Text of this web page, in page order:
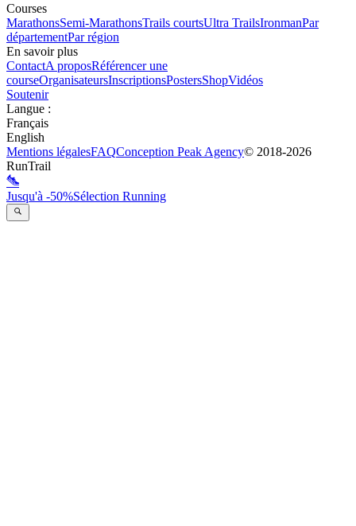
Courses
MarathonsSemi-MarathonsTrails courtsUltra TrailsIronmanPar
départementPar région
En savoir plus
ContactA proposRéférencer une
courseOrganisateursInscriptionsPostersShopVidéos
Soutenir
Langue :
Français
English
Mentions légalesFAQConception Peak Agency© 2018-2026
RunTrail
Jusqu'à -50%Sélection Running